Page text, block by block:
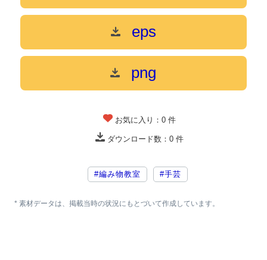
eps
png
お気に入り：0 件
ダウンロード数：0 件
#編み物教室 #手芸
* 素材データは、掲載当時の状況にもとづいて作成しています。